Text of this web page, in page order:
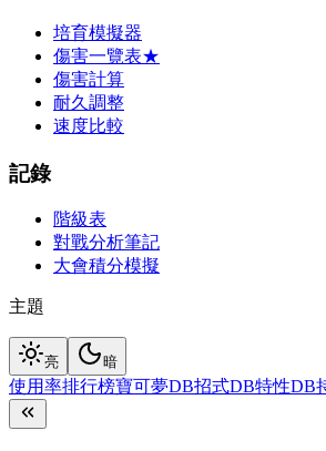
培育模擬器
傷害一覽表★
傷害計算
耐久調整
速度比較
記錄
階級表
對戰分析筆記
大會積分模擬
主題
亮 暗
使用率排行榜寶可夢DB招式DB特性DB